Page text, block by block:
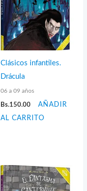
Clásicos infantiles.
Drácula
06 a 09 años
Bs.150.00
AÑADIR
AL CARRITO